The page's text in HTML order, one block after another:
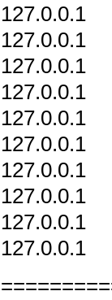
127.0.0.1
127.0.0.1
127.0.0.1
127.0.0.1
127.0.0.1
127.0.0.1
127.0.0.1
127.0.0.1
127.0.0.1
127.0.0.1